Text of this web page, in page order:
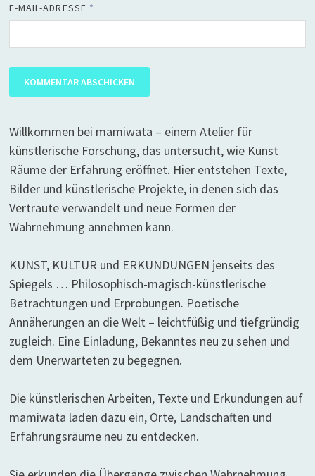
E-MAIL-ADRESSE *
Willkommen bei mamiwata – einem Atelier für
künstlerische Forschung, das untersucht, wie Kunst
Räume der Erfahrung eröffnet. Hier entstehen Texte,
Bilder und künstlerische Projekte, in denen sich das
Vertraute verwandelt und neue Formen der
Wahrnehmung annehmen kann.
KUNST, KULTUR und ERKUNDUNGEN jenseits des
Spiegels … Philosophisch-magisch-künstlerische
Betrachtungen und Erprobungen. Poetische
Annäherungen an die Welt – leichtfüßig und tiefgründig
zugleich. Eine Einladung, Bekanntes neu zu sehen und
dem Unerwarteten zu begegnen.
Die künstlerischen Arbeiten, Texte und Erkundungen auf
mamiwata laden dazu ein, Orte, Landschaften und
Erfahrungsräume neu zu entdecken.